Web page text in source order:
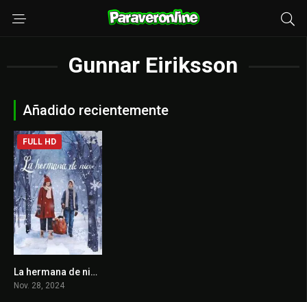
Gunnar Eiriksson
Añadido recientemente
6.7
FULL HD
La hermana de nieve
Nov. 28, 2024